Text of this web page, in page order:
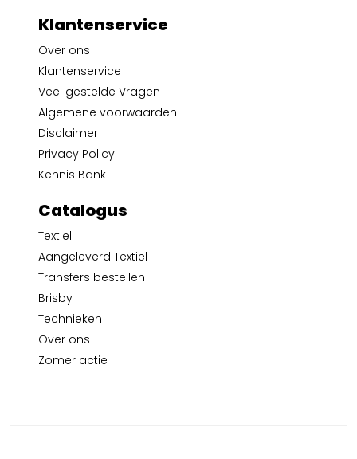
Klantenservice
Over ons
Klantenservice
Veel gestelde Vragen
Algemene voorwaarden
Disclaimer
Privacy Policy
Kennis Bank
Catalogus
Textiel
Aangeleverd Textiel
Transfers bestellen
Brisby
Technieken
Over ons
Zomer actie